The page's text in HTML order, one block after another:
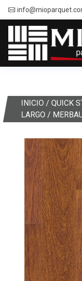
INICIO / QUICK
LARGO /